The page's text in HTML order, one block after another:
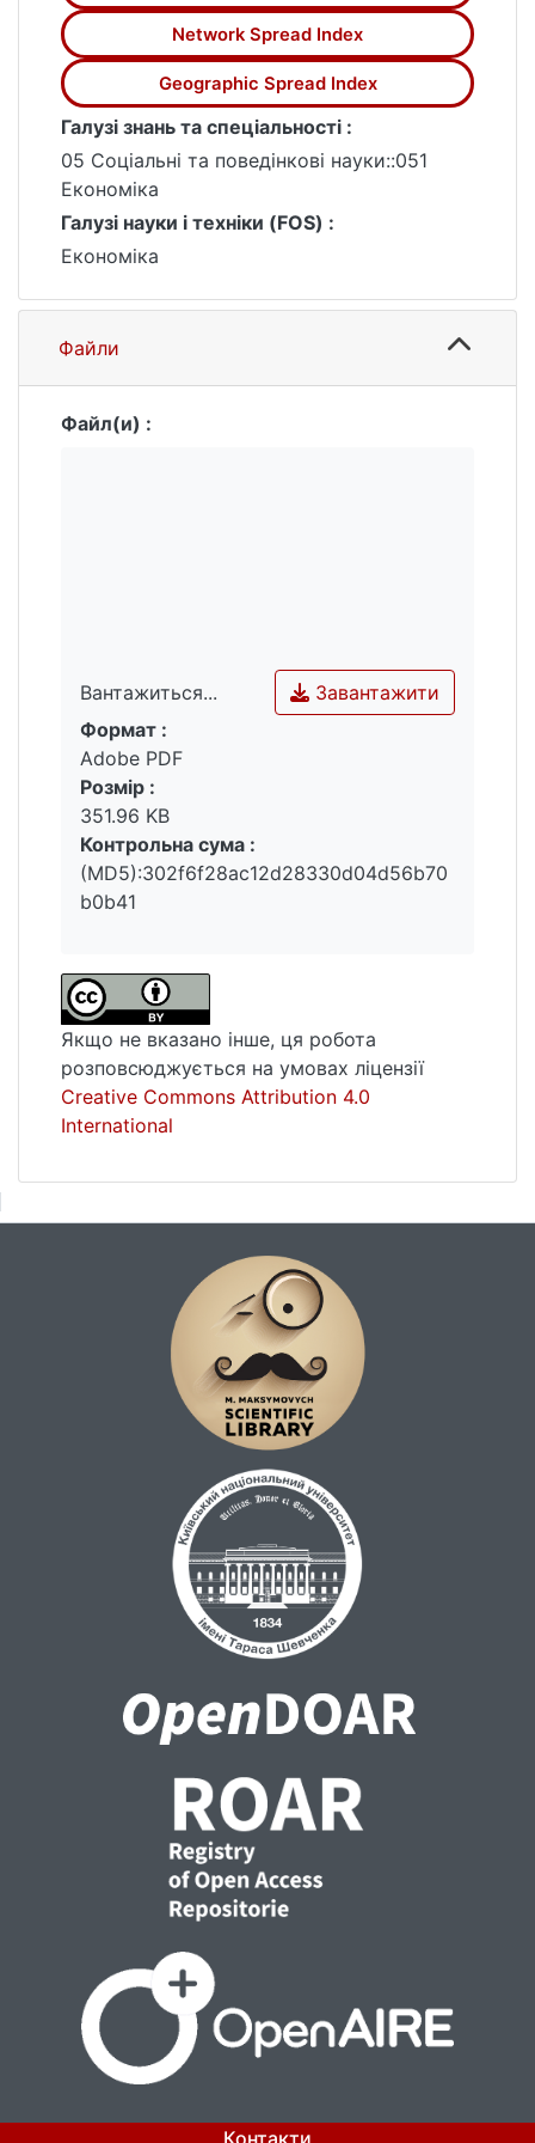
Network Spread Index
Geographic Spread Index
Галузі знань та спеціальності :
05 Соціальні та поведінкові науки::051
Економіка
Галузі науки і техніки (FOS) :
Економіка
Файли
Файл(и) :
Вантажиться...
Вантажиться...
Завантажити
Формат :
Adobe PDF
Розмір :
351.96 KB
Контрольна сума :
(MD5):302f6f28ac12d28330d04d56b70
b0b41
Якщо не вказано інше, ця робота
розповсюджується на умовах ліцензії
Creative Commons Attribution 4.0
International
Контакти